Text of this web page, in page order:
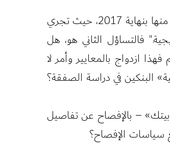
في الخبر نفسه صرح الرئيس التنفيذي بـ "أنه من الصعب الإفصاح عن طبيعة الأصول التي يستهدف «بيتك» التخارج منها بنهاية 2017، حيث تجري
فالتساؤل الثاني هو، هل
ازدواج بالمعايير وأمر لا
البنكين في دراسة الصفقة؟
– بالإفصاح عن تفاصيل
سياسات الإفصاح؟